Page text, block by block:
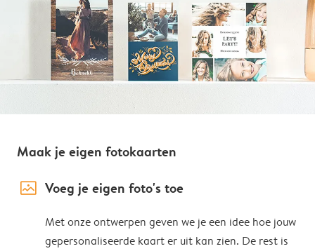
Maak je eigen fotokaarten
image_placeholder Voeg je eigen foto's toe
Met onze ontwerpen geven we je een idee hoe jouw
gepersonaliseerde kaart er uit kan zien. De rest is